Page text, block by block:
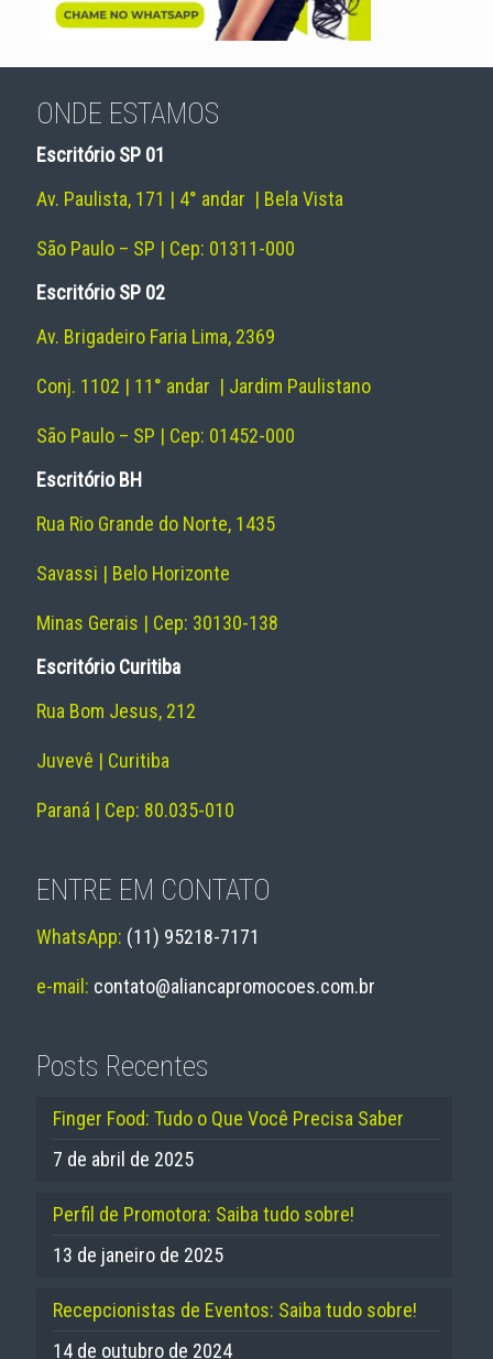
ONDE ESTAMOS
Escritório SP 01
Av. Paulista, 171 | 4° andar | Bela Vista
São Paulo – SP | Cep: 01311-000
Escritório SP 02
Av. Brigadeiro Faria Lima, 2369
Conj. 1102 | 11° andar | Jardim Paulistano
São Paulo – SP | Cep: 01452-000
Escritório BH
Rua Rio Grande do Norte, 1435
Savassi | Belo Horizonte
Minas Gerais | Cep: 30130-138
Escritório Curitiba
Rua Bom Jesus, 212
Juvevê | Curitiba
Paraná | Cep: 80.035-010
ENTRE EM CONTATO
WhatsApp: (11) 95218-7171
e-mail: contato@aliancapromocoes.com.br
Posts Recentes
Finger Food: Tudo o Que Você Precisa Saber
7 de abril de 2025
Perfil de Promotora: Saiba tudo sobre!
13 de janeiro de 2025
Recepcionistas de Eventos: Saiba tudo sobre!
14 de outubro de 2024